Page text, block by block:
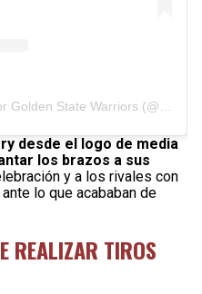
desde el logo de media
los brazos a sus
y a los rivales con
lo que acababan de
REALIZAR TIROS